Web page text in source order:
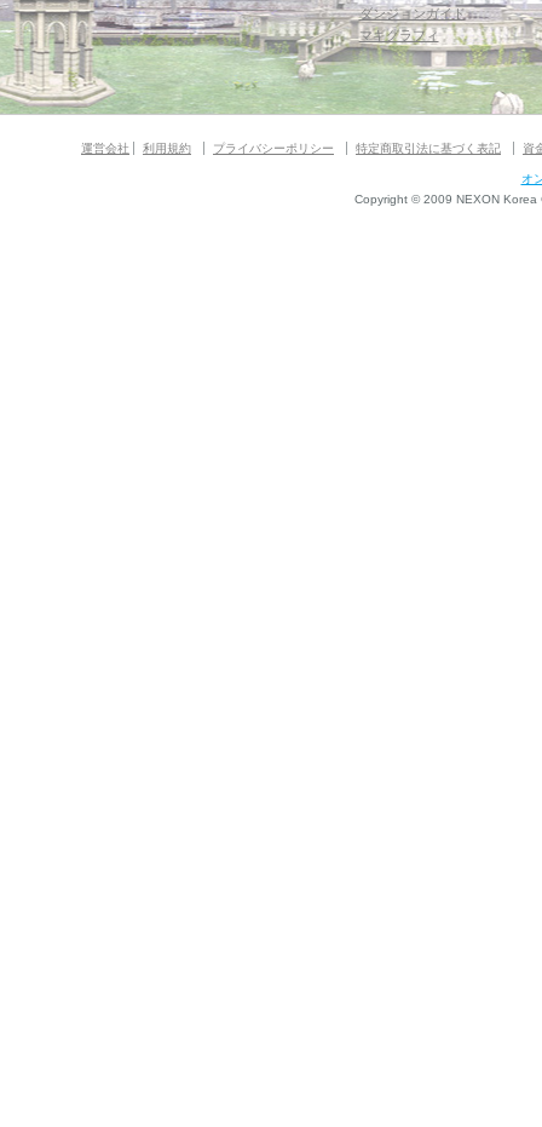
ダンジョンガイド
マギグラフィ
運営会社 利用規約 プライバシーポリシー 特定商取引法に基づく表記 資
オ
Copyright © 2009 NEXON Korea